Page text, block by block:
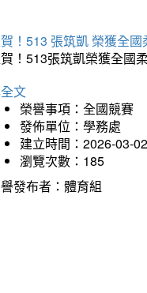
！513 張筑凱 榮獲全
！513張筑凱榮獲全國
文
榮譽事項：全國競賽
發佈單位：學務處
建立時間：2026-03-02
瀏覽次數：185
發布者：體育組